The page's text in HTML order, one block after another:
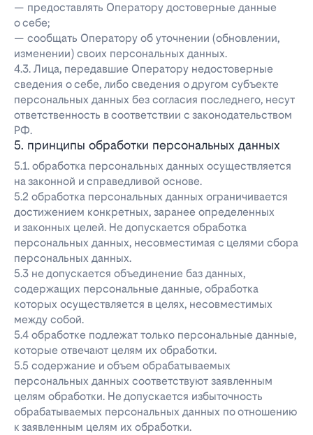
— предоставлять Оператору достоверные данные
о себе;
— сообщать Оператору об уточнении (обновлении,
изменении) своих персональных данных.
4.3. Лица, передавшие Оператору недостоверные
сведения о себе, либо сведения о другом субъекте
персональных данных без согласия последнего, несут
ответственность в соответствии с законодательством
РФ.
5. принципы обработки персональных данных
5.1. обработка персональных данных осуществляется
на законной и справедливой основе.
5.2 обработка персональных данных ограничивается
достижением конкретных, заранее определенных
и законных целей. Не допускается обработка
персональных данных, несовместимая с целями сбора
персональных данных.
5.3 не допускается объединение баз данных,
содержащих персональные данные, обработка
которых осуществляется в целях, несовместимых
между собой.
5.4 обработке подлежат только персональные данные,
которые отвечают целям их обработки.
5.5 содержание и объем обрабатываемых
персональных данных соответствуют заявленным
целям обработки. Не допускается избыточность
обрабатываемых персональных данных по отношению
к заявленным целям их обработки.